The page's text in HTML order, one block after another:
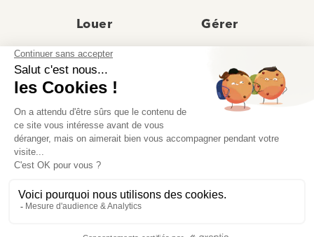
Louer Gérer
Actualités
Recrutement Avis clients
Prestige
© Moriss Immobilier 2025 – Tous droits réservés –
Politique de confidentialité